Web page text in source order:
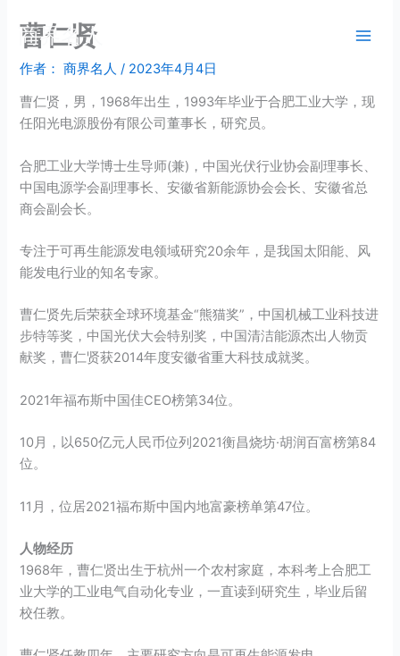
商界名人
曹仁贤
作者： 商界名人/ 2023年4月4日
曹仁贤，男，1968年出生，1993年毕业于合肥工业大学，现
任阳光电源股份有限公司董事长，研究员。
合肥工业大学博士生导师(兼)，中国光伏行业协会副理事长、
中国电源学会副理事长、安徽省新能源协会会长、安徽省总
商会副会长。
专注于可再生能源发电领域研究20余年，是我国太阳能、风
能发电行业的知名专家。
曹仁贤先后荣获全球环境基金“熊猫奖”，中国机械工业科技进
步特等奖，中国光伏大会特别奖，中国清洁能源杰出人物贡
献奖，曹仁贤获2014年度安徽省重大科技成就奖。
2021年福布斯中国佳CEO榜第34位。
10月，以650亿元人民币位列2021衡昌烧坊·胡润百富榜第84
位。
11月，位居2021福布斯中国内地富豪榜单第47位。
人物经历
1968年，曹仁贤出生于杭州一个农村家庭，本科考上合肥工
业大学的工业电气自动化专业，一直读到研究生，毕业后留
校任教。